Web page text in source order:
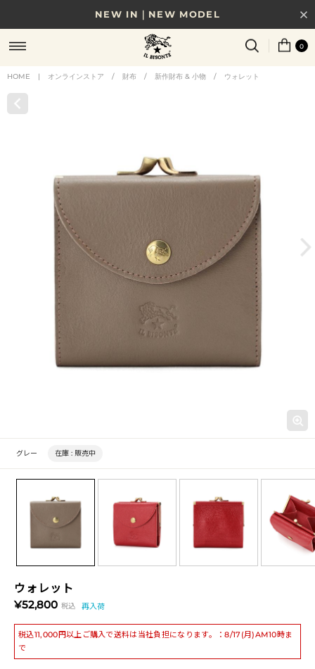
NEW IN｜NEW MODEL
8/17(月)10時まで｜税込11,000円以上で送料無料
贈る相手やシーンから選べる、新しいギフトガイド
0
HOME | オンラインストア / 財布 / 新作財布 & 小物 / ウォレット
ウォレット
¥52,800 税込 再入荷
税込11,000円以上ご購入で送料は当社負担になります。：8/17(月)AM10時ま
で
グレー 在庫 : 販売中